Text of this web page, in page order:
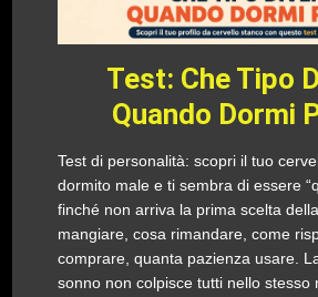
Test: Che Tipo
Quando Dormi
Test di personalità: scopri il tuo
dormito male e ti sembra di essere
finché non arriva la prima scelta
mangiare, cosa rimandare, come
comprare, quanta pazienza usare.
sonno non colpisce tutti nello stesso